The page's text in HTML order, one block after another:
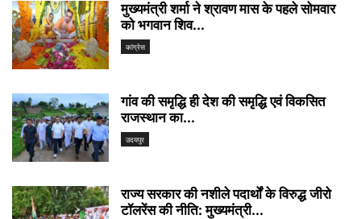
मुख्यमंत्री शर्मा ने श्रावण मास के पहले सोमवार
को भगवान शिव...
कांग्रेस
गांव की समृद्धि ही देश की समृद्धि एवं विकसित
राजस्थान का...
उदयपुर
राज्य सरकार की नशीले पदार्थों के विरुद्ध जीरो
टॉलरेंस की नीति: मुख्यमंत्री...